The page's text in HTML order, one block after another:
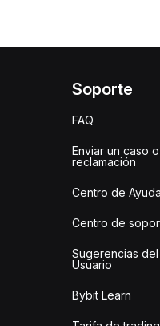
Soporte
FAQ
Enviar un caso o
reclamación
Centro de Ayuda
Centro de
Sugerencias del
Usuario
Bybit Learn